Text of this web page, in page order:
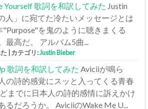
Yourself 歌詞を和訳してみた Justin
人」に宛てた冷たいメッセージとは
"Purpose"を鬼のように聴きまくる
最高だ。 アルバム5曲...
カテゴリ:Justin Bieber
歌詞を和訳してみた Aviciiが鳴ら
の詩的感覚にスッと入ってくる青春
までに日本人の詩的感情に訴えかけ
るだろうか。 AviciiのWake Me U...